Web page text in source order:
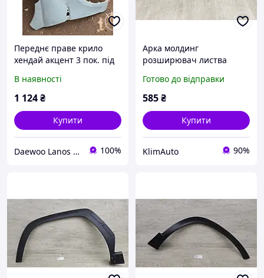
Переднє праве крило
хендай акцент 3 пок. під
В наявності
1 124₴
Купити
Daewoo Lanos запчастини 100%
Арка молдинг
розширювач листва
передньої правої Hyundai
Tucson 2 LM (2010-2015)
Готово до відправки
585₴
Купити
KlimAuto 90%